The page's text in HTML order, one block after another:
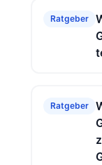
Ratgeber
Ratgeber